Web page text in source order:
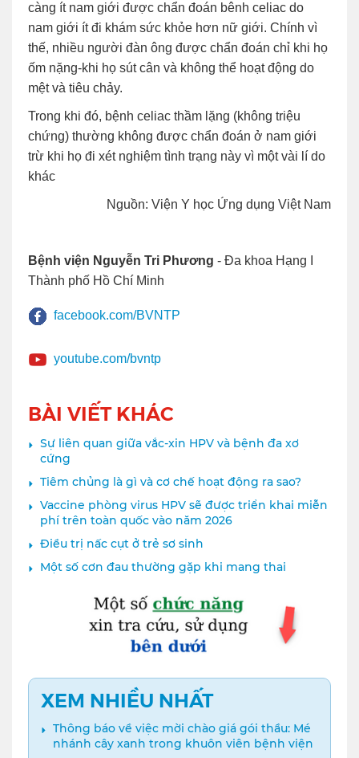
càng ít nam giới được chẩn đoán bênh celiac do
nam giới ít đi khám sức khỏe hơn nữ giới. Chính vì
thế, nhiều người đàn ông được chẩn đoán chỉ khi họ
ốm nặng-khi họ sút cân và không thể hoạt động do
mệt và tiêu chảy.
Trong khi đó, bệnh celiac thầm lặng (không triệu
chứng) thường không được chẩn đoán ở nam giới
trừ khi họ đi xét nghiệm tình trạng này vì một vài lí do
khác
Nguồn: Viện Y học Ứng dụng Việt Nam
Bệnh viện Nguyễn Tri Phương - Đa khoa Hạng I
Thành phố Hồ Chí Minh
facebook.com/BVNTP
youtube.com/bvntp
BÀI VIẾT KHÁC
Sự liên quan giữa vắc-xin HPV và bệnh đa xơ
cứng
Tiêm chủng là gì và cơ chế hoạt động ra sao?
Vaccine phòng virus HPV sẽ được triển khai miễn
phí trên toàn quốc vào năm 2026
Điều trị nấc cụt ở trẻ sơ sinh
Một số cơn đau thường gặp khi mang thai
XEM NHIỀU NHẤT
Thông báo về việc mời chào giá gói thầu: Mé
nhánh cây xanh trong khuôn viên bệnh viện